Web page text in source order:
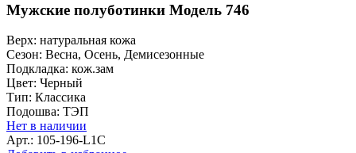
Мужские полуботинки Модель 746
Верх: натуральная кожа
Сезон: Весна, Осень, Демисезонные
Подкладка: кож.зам
Цвет: Черный
Тип: Классика
Подошва: ТЭП
Нет в наличии
Арт.: 105-196-L1C